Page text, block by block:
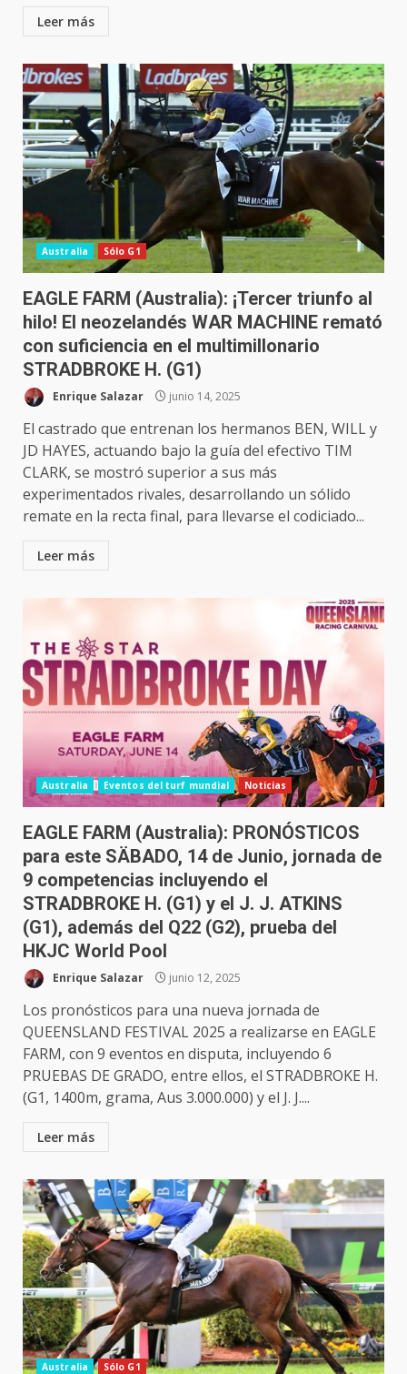
Leer más
Australia Sólo G1
EAGLE FARM (Australia): ¡Tercer triunfo al
hilo! El neozelandés WAR MACHINE remató
con suficiencia en el multimillonario
STRADBROKE H. (G1)
Enrique Salazar junio 14, 2025
El castrado que entrenan los hermanos BEN, WILL y
JD HAYES, actuando bajo la guía del efectivo TIM
CLARK, se mostró superior a sus más
experimentados rivales, desarrollando un sólido
remate en la recta final, para llevarse el codiciado...
Leer más
Australia Eventos del turf mundial Noticias
EAGLE FARM (Australia): PRONÓSTICOS
para este SÄBADO, 14 de Junio, jornada de
9 competencias incluyendo el
STRADBROKE H. (G1) y el J. J. ATKINS
(G1), además del Q22 (G2), prueba del
HKJC World Pool
Enrique Salazar junio 12, 2025
Los pronósticos para una nueva jornada de
QUEENSLAND FESTIVAL 2025 a realizarse en EAGLE
FARM, con 9 eventos en disputa, incluyendo 6
PRUEBAS DE GRADO, entre ellos, el STRADBROKE H.
(G1, 1400m, grama, Aus 3.000.000) y el J. J....
Leer más
Australia Sólo G1